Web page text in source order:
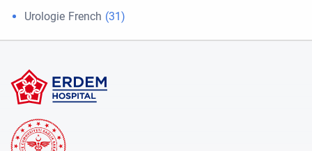
Urologie French (31)